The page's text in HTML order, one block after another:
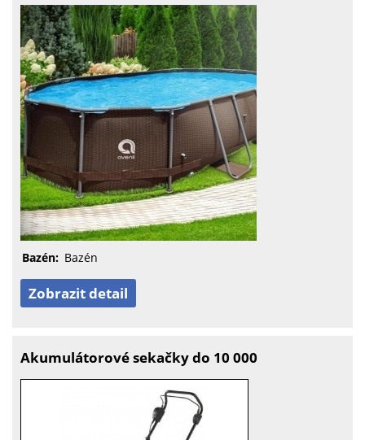
Bazén: Bazén
Zobrazit detail
Akumulátorové sekačky do 10 000